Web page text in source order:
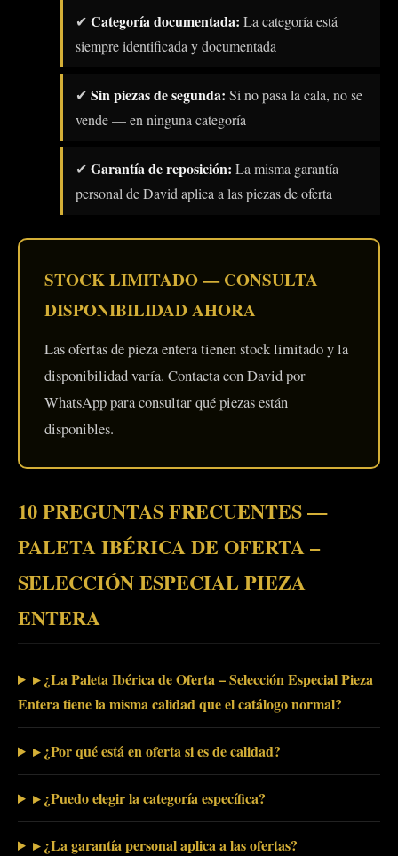
✔ Categoría documentada: La categoría está
siempre identificada y documentada
✔ Sin piezas de segunda: Si no pasa la cala, no se
vende — en ninguna categoría
✔ Garantía de reposición: La misma garantía
personal de David aplica a las piezas de oferta
STOCK LIMITADO — CONSULTA
DISPONIBILIDAD AHORA
Las ofertas de pieza entera tienen stock limitado y la
disponibilidad varía. Contacta con David por
WhatsApp para consultar qué piezas están
disponibles.
10 PREGUNTAS FRECUENTES —
PALETA IBÉRICA DE OFERTA –
SELECCIÓN ESPECIAL PIEZA
ENTERA
▸ ¿La Paleta Ibérica de Oferta – Selección Especial Pieza
Entera tiene la misma calidad que el catálogo normal?
▸ ¿Por qué está en oferta si es de calidad?
▸ ¿Puedo elegir la categoría específica?
▸ ¿La garantía personal aplica a las ofertas?